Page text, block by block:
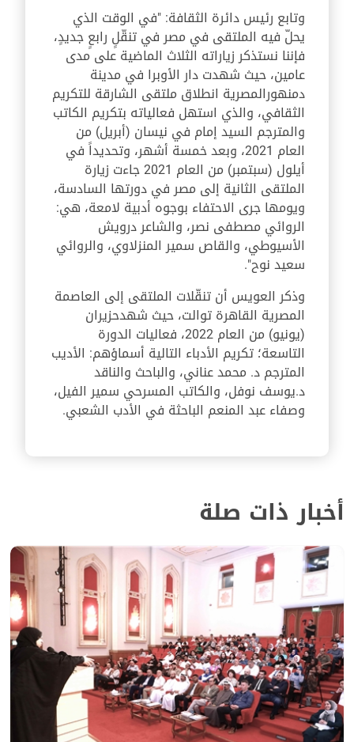
وتابع رئيس دائرة الثقافة: "في الوقت الذي
يحلّ فيه الملتقى في مصر في تنقّلٍ رابعٍ جديدٍ،
فإننا نستذكر زياراته الثلاث الماضية على مدى
عامين، حيث شهدت دار الأوبرا في مدينة
دمنهورالمصرية انطلاق ملتقى الشارقة للتكريم
الثقافي، والذي استهل فعالياته بتكريم الكاتب
والمترجم السيد إمام في نيسان (أبريل) من
العام 2021، وبعد خمسة أشهر، وتحديداً في
أيلول (سبتمبر) من العام 2021 جاءت زيارة
الملتقى الثانية إلى مصر في دورتها السادسة،
ويومها جرى الاحتفاء بوجوه أدبية لامعة، هي:
الروائي مصطفى نصر، والشاعر درويش
الأسيوطي، والقاص سمير المنزلاوي، والروائي
سعيد نوح".
وذكر العويس أن تنقّلات الملتقى إلى العاصمة
المصرية القاهرة توالت، حيث شهدحزيران
(يونيو) من العام 2022، فعاليات الدورة
التاسعة؛ تكريم الأدباء التالية أسماؤهم: الأديب
المترجم د. محمد عناني، والباحث والناقد
د.يوسف نوفل، والكاتب المسرحي سمير الفيل،
وصفاء عبد المنعم الباحثة في الأدب الشعبي.
أخبار ذات صلة